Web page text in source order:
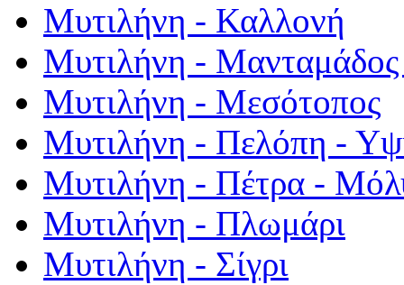
Μυτιλήνη - Καλλονή
Μυτιλήνη - Μανταμάδος
Μυτιλήνη - Μεσότοπος
Μυτιλήνη - Πελόπη -
Μυτιλήνη - Πέτρα -
Μυτιλήνη - Πλωμάρι
Μυτιλήνη - Σίγρι